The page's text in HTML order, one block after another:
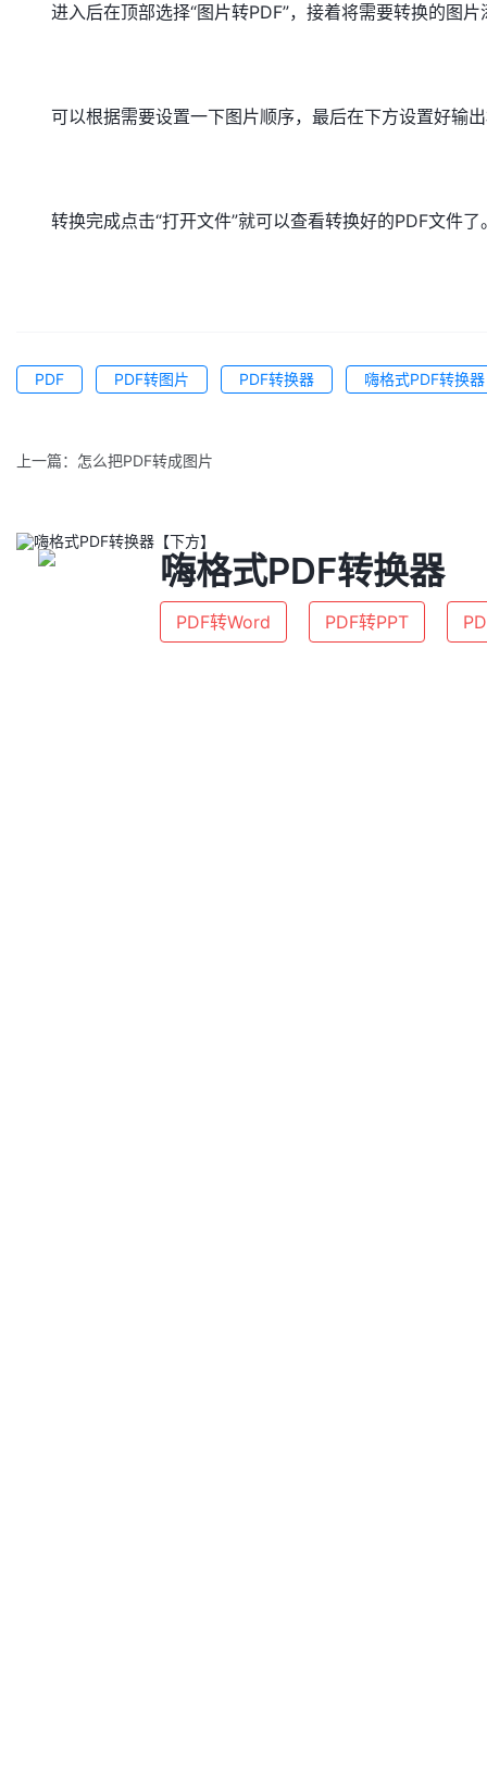
进入后在顶部选择“图片转PDF”，接着将需要转换的图
可以根据需要设置一下图片顺序，最后在下方设置好输
转换完成点击“打开文件”就可以查看转换好的PDF文件了
PDF PDF转图片 PDF转换器 嗨格式PDF转换器
上一篇： 怎么把PDF转成图片
嗨格式PDF转换器
PDF转Word PDF转PPT